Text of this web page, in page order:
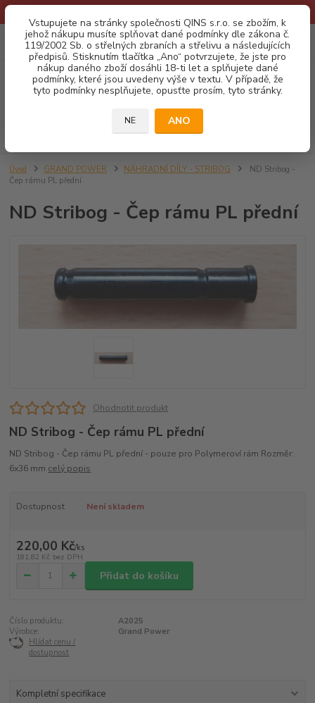
Vstupujete na stránky společnosti QINS s.r.o. se zbožím, k
jehož nákupu musíte splňovat dané podmínky dle zákona č.
119/2002 Sb. o střelných zbraních a střelivu a následujících
předpisů. Stisknutím tlačítka „Ano“ potvrzujete, že jste pro
nákup daného zboží dosáhli 18-ti let a splňujete dané
podmínky, které jsou uvedeny výše v textu. V případě, že
tyto podmínky nesplňujete, opusťte prosím, tyto stránky.
NE ANO
Menu
CZK 0
za0,00 Kč
Úvod GRAND POWER NÁHRADNÍ DÍLY - STRIBOG
ND Stribog -
Čep rámu PL přední
ND Stribog - Čep rámu PL přední
Ohodnotit produkt
ND Stribog - Čep rámu PL přední
ND Stribog - Čep rámu PL přední - pouze pro Polymeroví rám Rozměr:
6x36 mm celý popis
Dostupnost Není skladem
220,00 Kč/ks
181,82 Kč bez DPH
Přidat do košíku
Číslo produktu:
A2025
Výrobce:
Grand Power
Hlídat cenu /
dostupnost
Kompletní specifikace